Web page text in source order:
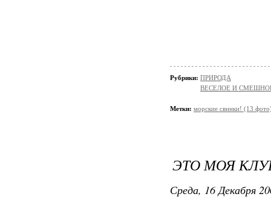
Рубрики: ПРИРОДА
ВЕСЕЛОЕ И
Метки: морские свинки! (13
ЭТО МОЯ
Среда, 16 Декабря